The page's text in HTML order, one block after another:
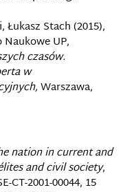
Łukasz Stach (2015),
UP,
czasów.
w
Warszawa,
nation in current and
and civil society,
CT-2001-00044, 15